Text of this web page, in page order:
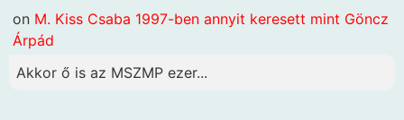
on M. Kiss Csaba 1997-ben annyit keresett mint Göncz
Árpád
Akkor ő is az MSZMP ezer...